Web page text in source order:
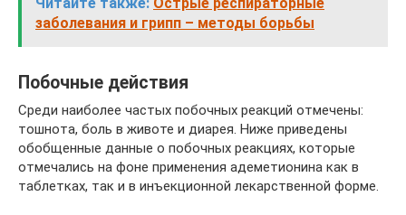
заболевания и грипп – методы борьбы
Побочные действия
Среди наиболее частых побочных реакций отмечены:
тошнота, боль в животе и диарея. Ниже приведены
обобщенные данные о побочных реакциях, которые
отмечались на фоне применения адеметионина как в
таблетках, так и в инъекционной лекарственной форме.